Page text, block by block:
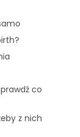
co
z nich